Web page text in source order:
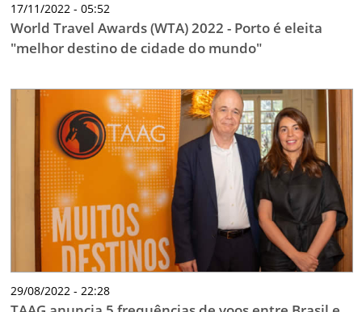
17/11/2022 - 05:52
World Travel Awards (WTA) 2022 - Porto é eleita
"melhor destino de cidade do mundo"
29/08/2022 - 22:28